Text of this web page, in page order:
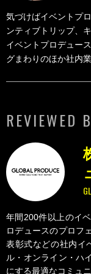
気づけばイベントプ
ンティブトリップ、
イベントプロデュー
グまわりのほか社内
REVIEWED
年間200件以上のイ
ロデュースのプロフ
表彰式などの社内イ
ル・オンライン・ハ
にする最適なコミュ